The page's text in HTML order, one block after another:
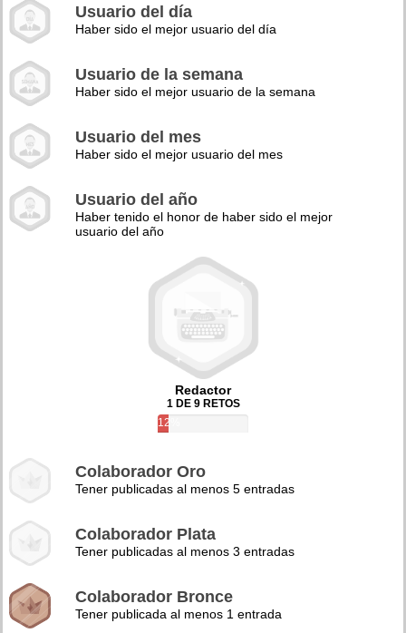
Usuario del día
Haber sido el mejor usuario del día
Usuario de la semana
Haber sido el mejor usuario de la semana
Usuario del mes
Haber sido el mejor usuario del mes
Usuario del año
Haber tenido el honor de haber sido el mejor
usuario del año
Redactor
1 DE 9 RETOS
12%
Colaborador Oro
Tener publicadas al menos 5 entradas
Colaborador Plata
Tener publicadas al menos 3 entradas
Colaborador Bronce
Tener publicada al menos 1 entrada